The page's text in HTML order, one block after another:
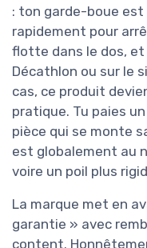
: ton garde-boue est
rapidement pour
flotte dans le dos, et
Décathlon ou sur le
cas, ce produit
pratique. Tu paies
pièce qui se monte
est globalement au
voire un poil plus
La marque met en
garantie » avec
content.